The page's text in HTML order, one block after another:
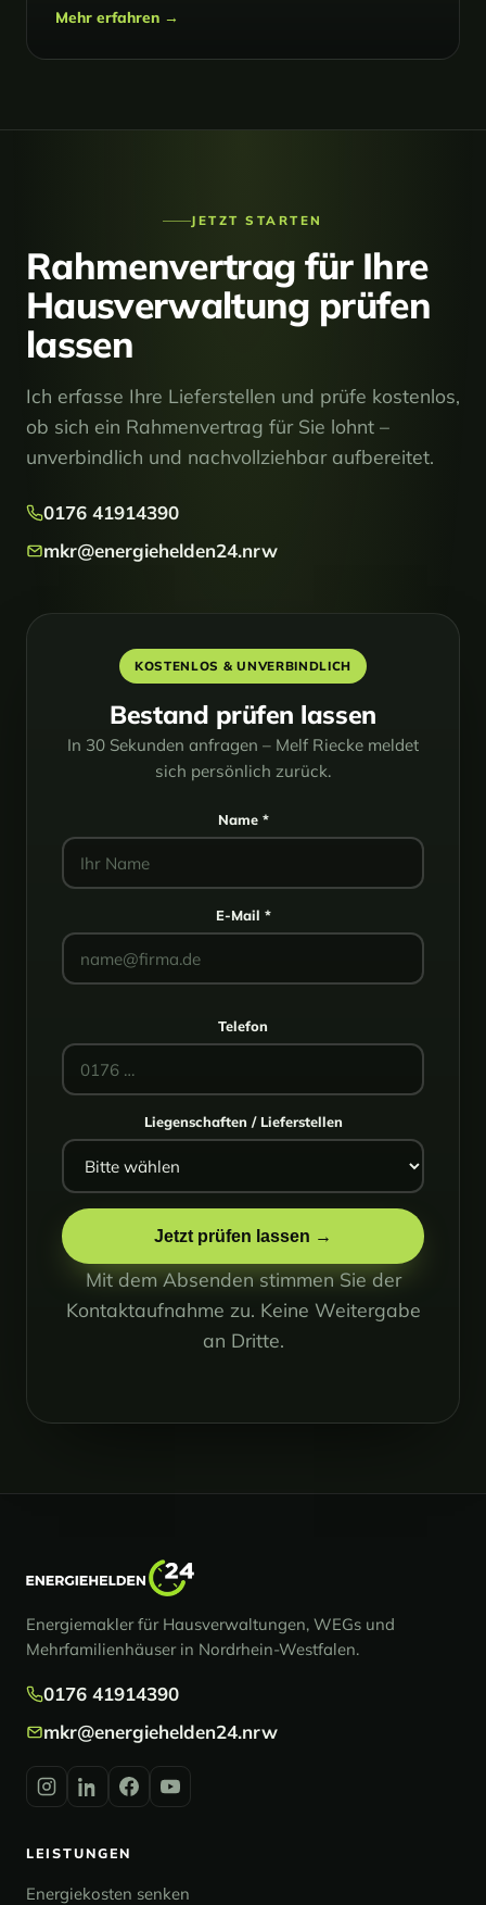
Mehr erfahren →
JETZT STARTEN
Rahmenvertrag für Ihre
Hausverwaltung prüfen
lassen
Ich erfasse Ihre Lieferstellen und prüfe kostenlos,
ob sich ein Rahmenvertrag für Sie lohnt –
unverbindlich und nachvollziehbar aufbereitet.
0176 41914390
mkr@energiehelden24.nrw
KOSTENLOS & UNVERBINDLICH
Bestand prüfen lassen
In 30 Sekunden anfragen – Melf Riecke meldet
sich persönlich zurück.
Name *
E-Mail *
Telefon
Liegenschaften / Lieferstellen
Jetzt prüfen lassen →
Mit dem Absenden stimmen Sie der
Kontaktaufnahme zu. Keine Weitergabe
an Dritte.
Energiemakler für Hausverwaltungen, WEGs und
Mehrfamilienhäuser in Nordrhein-Westfalen.
0176 41914390
mkr@energiehelden24.nrw
LEISTUNGEN
Energiekosten senken